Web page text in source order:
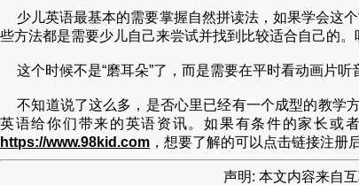
少儿英语最基本的需要掌握自然拼读法，如果学会这
些方法都是需要少儿自己来尝试并找到比较适合自己的
这个时候不是“磨耳朵”了，而是需要在平时看动画片
不知道说了这么多，是否心里已经有一个成型的教学
英语给你们带来的英语资讯。如果有条件的家长或
https://www.98kid.com ，想要了解的可以点击链接注册
声明: 本文内容来自